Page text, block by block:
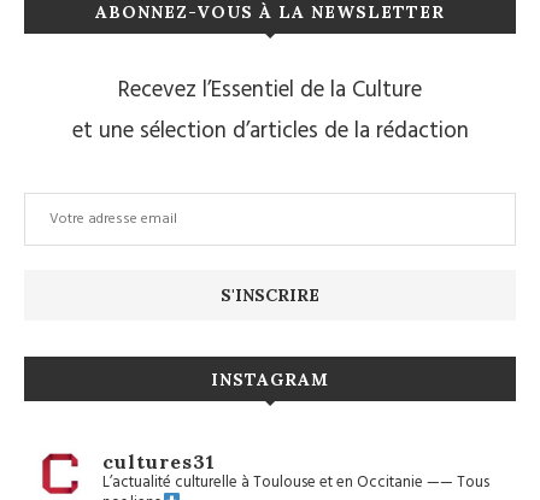
ABONNEZ-VOUS À LA NEWSLETTER
Recevez l’Essentiel de la Culture
et une sélection d’articles de la rédaction
INSTAGRAM
cultures31
L’actualité culturelle à Toulouse et en Occitanie——Tous